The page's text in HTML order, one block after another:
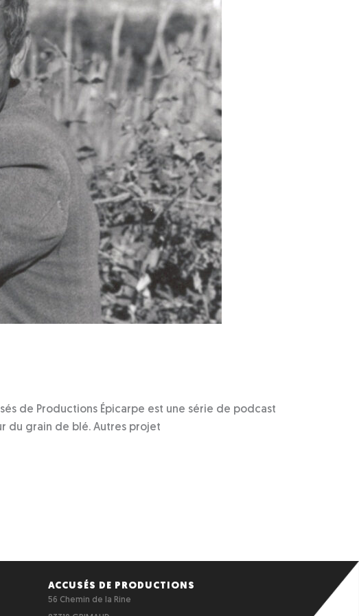
de Productions Épicarpe est une série de podcast
du grain de blé. Autres projet
ACCUSÉS DE PRODUCTIONS
56 Chemin de la Rine